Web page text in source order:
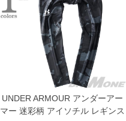
UNDER ARMOUR アンダーアー
マー 迷彩柄 アイソチル レギンス